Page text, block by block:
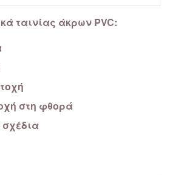
ταινίας άκρων PVC:
στη φθορά